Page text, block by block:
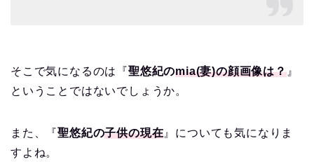
そこで気になるのは『聖悠紀のmia(妻)の顔画像は？』
ということではないでしょうか。
また、『聖悠紀の子供の現在 』についても気になりま
すよね。